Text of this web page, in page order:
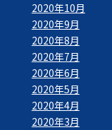
2020年10月
2020年9月
2020年8月
2020年7月
2020年6月
2020年5月
2020年4月
2020年3月